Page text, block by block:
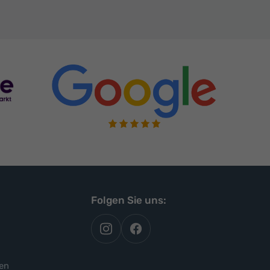
Folgen Sie uns:
autoflex
auf
autoflex24
auf